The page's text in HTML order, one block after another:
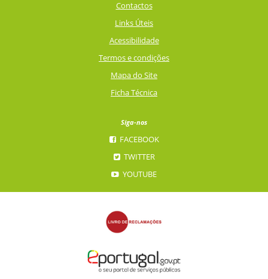
Contactos
Links Úteis
Acessibilidade
Termos e condições
Mapa do Site
Ficha Técnica
Siga-nos
FACEBOOK
TWITTER
YOUTUBE